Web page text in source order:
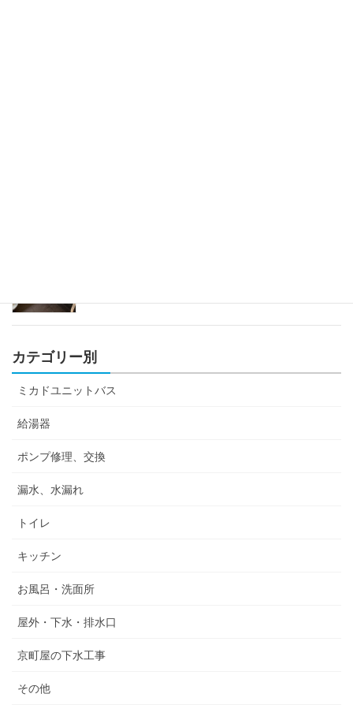
カテゴリー別
ミカドユニットバス
給湯器
ポンプ修理、交換
漏水、水漏れ
トイレ
キッチン
お風呂・洗面所
屋外・下水・排水口
京町屋の下水工事
その他